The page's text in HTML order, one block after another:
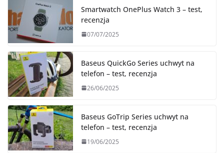
Smartwatch OnePlus Watch 3 – test,
recenzja
07/07/2025
Baseus QuickGo Series uchwyt na
telefon – test, recenzja
26/06/2025
Baseus GoTrip Series uchwyt na
telefon – test, recenzja
19/06/2025